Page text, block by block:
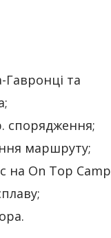
та
спорядження;
маршруту;
на On Top Camp